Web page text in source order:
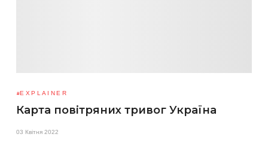
EXPLAINER
Карта повітряних тривог Україна
03 Квітня 2022